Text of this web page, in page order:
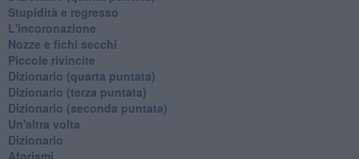
Stupidità e regresso
L'incoronazione
Nozze e fichi secchi
Piccole rivincite
​Dizionario (quarta puntata)
​Dizionario (terza puntata)
​Dizionario (seconda puntata)
Un'altra volta
Dizionario
Aforismi